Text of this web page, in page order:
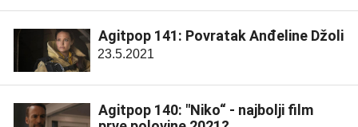
Agitpop 141: Povratak Anđeline Džoli
23.5.2021
Agitpop 140: "Niko“ - najbolji film